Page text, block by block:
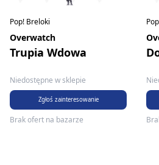
Pop! Breloki
Overwatch
Trupia Wdowa
Niedostępne w sklepie
Zgłoś zainteresowanie
Brak ofert na bazarze